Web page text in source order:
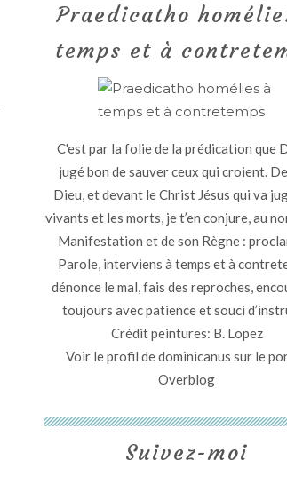
Praedicatho
temps et à
C'est par la folie de la prédication que
jugé bon de sauver ceux qui croient.
Dieu, et devant le Christ Jésus qui va
vivants et les morts, je t’en conjure, au
Manifestation et de son Règne :
Parole, interviens à temps et à
dénonce le mal, fais des reproches,
toujours avec patience et souci
Crédit peintures: B. Lopez
Voir le profil dedominicanus sur le
Overblog
Suivez-moi